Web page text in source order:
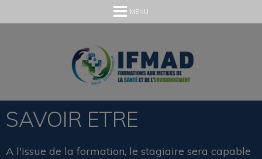
MENU
SAVOIR ETRE
A l'issue de la formation, le stagiaire sera capable